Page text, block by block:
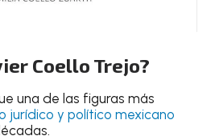
Coello Trejo?
una de las figuras más
jurídico y político mexicano